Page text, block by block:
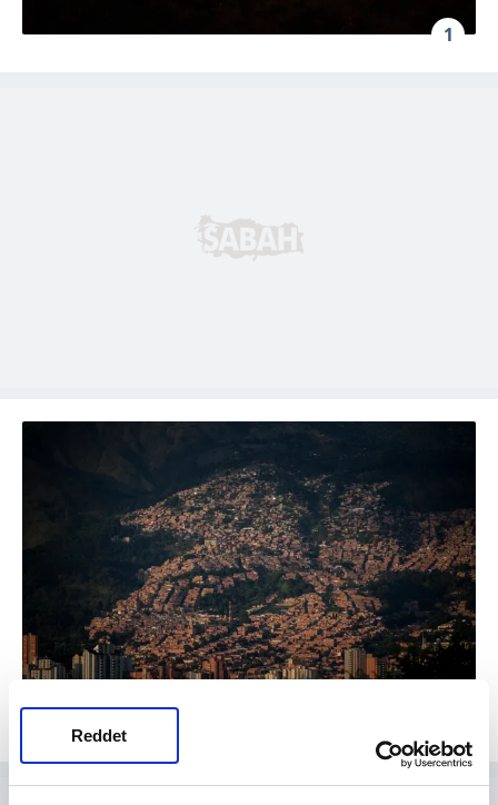
Reddet
1